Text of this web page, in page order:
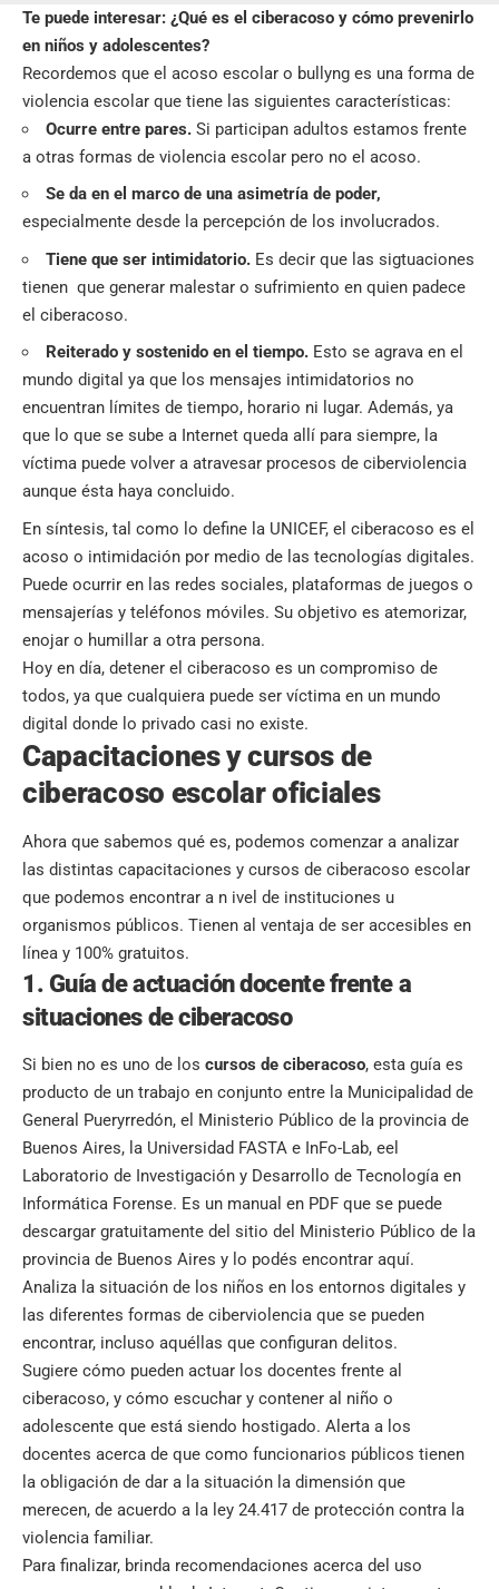
Te puede interesar: ¿Qué es el ciberacoso y cómo prevenirlo
en niños y adolescentes?
Recordemos que el acoso escolar o bullyng es una forma de
violencia escolar que tiene las siguientes características:
Ocurre entre pares. Si participan adultos estamos frente
a otras formas de violencia escolar pero no el acoso.
Se da en el marco de una asimetría de poder,
especialmente desde la percepción de los involucrados.
Tiene que ser intimidatorio. Es decir que las sigtuaciones
tienen que generar malestar o sufrimiento en quien padece
el ciberacoso.
Reiterado y sostenido en el tiempo. Esto se agrava en el
mundo digital ya que los mensajes intimidatorios no
encuentran límites de tiempo, horario ni lugar. Además, ya
que lo que se sube a Internet queda allí para siempre, la
víctima puede volver a atravesar procesos de ciberviolencia
aunque ésta haya concluido.
En síntesis, tal como lo define la UNICEF, el ciberacoso es el
acoso o intimidación por medio de las tecnologías digitales.
Puede ocurrir en las redes sociales, plataformas de juegos o
mensajerías y teléfonos móviles. Su objetivo es atemorizar,
enojar o humillar a otra persona.
Hoy en día, detener el ciberacoso es un compromiso de
todos, ya que cualquiera puede ser víctima en un mundo
digital donde lo privado casi no existe.
Capacitaciones y cursos de
ciberacoso escolar oficiales
Ahora que sabemos qué es, podemos comenzar a analizar
las distintas capacitaciones y cursos de ciberacoso escolar
que podemos encontrar a n ivel de instituciones u
organismos públicos. Tienen al ventaja de ser accesibles en
línea y 100% gratuitos.
1. Guía de actuación docente frente a
situaciones de ciberacoso
Si bien no es uno de los cursos de ciberacoso, esta guía es
producto de un trabajo en conjunto entre la Municipalidad de
General Pueryrredón, el Ministerio Público de la provincia de
Buenos Aires, la Universidad FASTA e InFo-Lab, eel
Laboratorio de Investigación y Desarrollo de Tecnología en
Informática Forense. Es un manual en PDF que se puede
descargar gratuitamente del sitio del Ministerio Público de la
provincia de Buenos Aires y lo podés encontrar aquí.
Analiza la situación de los niños en los entornos digitales y
las diferentes formas de ciberviolencia que se pueden
encontrar, incluso aquéllas que configuran delitos.
Sugiere cómo pueden actuar los docentes frente al
ciberacoso, y cómo escuchar y contener al niño o
adolescente que está siendo hostigado. Alerta a los
docentes acerca de que como funcionarios públicos tienen
la obligación de dar a la situación la dimensión que
merecen, de acuerdo a la ley 24.417 de protección contra la
violencia familiar.
Para finalizar, brinda recomendaciones acerca del uso